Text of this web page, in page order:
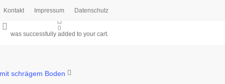
Kontakt Impressum Datenschutz
0
was successfully added to your cart.
schrägem Boden